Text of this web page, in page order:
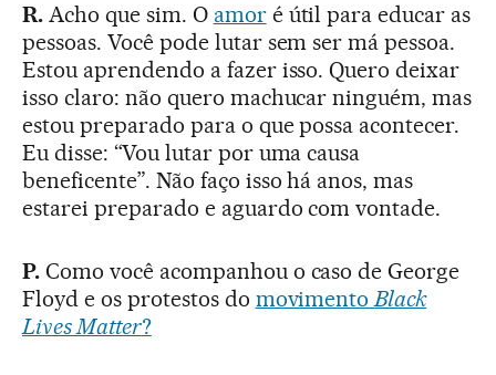
R.Acho que sim. O amoré útil para educar as
pessoas. Você pode lutar sem ser má pessoa.
Estou aprendendo a fazer isso. Quero deixar
isso claro: não quero machucar ninguém, mas
estou preparado para o que possa acontecer.
Eu disse: “Vou lutar por uma causa
beneficente”. Não faço isso há anos, mas
estarei preparado e aguardo com vontade.
P.Como você acompanhou o caso de George
Floyd e os protestos do movimentoBlack
Lives Matter?